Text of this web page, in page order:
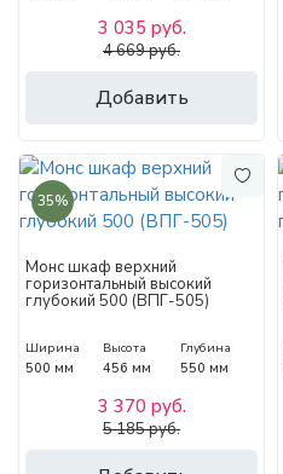
Добавить
3 035 руб.
4 669 руб.
35%
Монс шкаф верхний
горизонтальный высокий
глубокий 500 (ВПГ-505)
Ширина
500 мм
Высота
456 мм
Глубина
550 мм
3 370 руб.
5 185 руб.